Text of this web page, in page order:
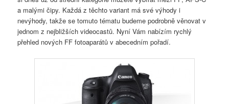
a malými čipy. Každá z těchto variant má své výhody i
nevýhody, takže se tomuto tématu budeme podrobně věnovat v
jednom z nejbližších videocastů. Nyní Vám nabízím rychlý
přehled nových FF fotoaparátů v abecedním pořadí.